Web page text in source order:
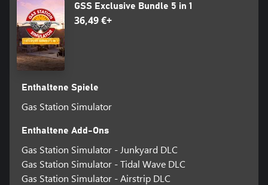
GSS Exclusive Bundle 5 in 1
36,49 €+
Enthaltene Spiele
Gas Station Simulator
Enthaltene Add-Ons
Gas Station Simulator - Junkyard DLC
Gas Station Simulator - Tidal Wave DLC
Gas Station Simulator - Airstrip DLC